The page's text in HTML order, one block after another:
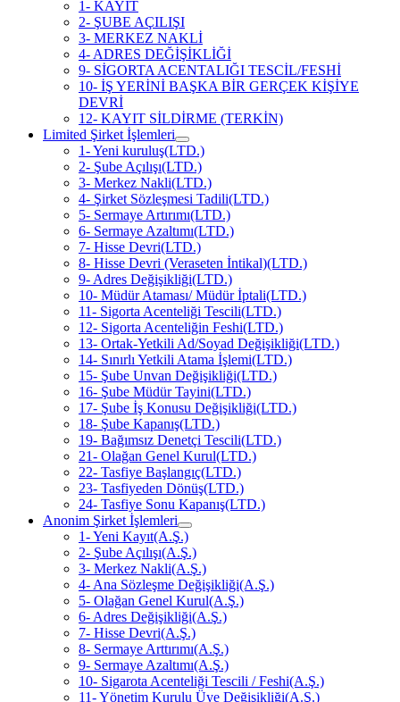
1- KAYIT
2- ŞUBE AÇILIŞI
3- MERKEZ NAKLİ
4- ADRES DEĞİŞİKLİĞİ
9- SİGORTA ACENTALIĞI TESCİL/FESHİ
10- İŞ YERİNİ BAŞKA BİR GERÇEK KİŞİYE
DEVRİ
12- KAYIT SİLDİRME (TERKİN)
Limited Şirket İşlemleri
1- Yeni kuruluş(LTD.)
2- Şube Açılışı(LTD.)
3- Merkez Nakli(LTD.)
4- Şirket Sözleşmesi Tadili(LTD.)
5- Sermaye Artırımı(LTD.)
6- Sermaye Azaltımı(LTD.)
7- Hisse Devri(LTD.)
8- Hisse Devri (Veraseten İntikal)(LTD.)
9- Adres Değişikliği(LTD.)
10- Müdür Ataması/ Müdür İptali(LTD.)
11- Sigorta Acenteliği Tescili(LTD.)
12- Sigorta Acenteliğin Feshi(LTD.)
13- Ortak-Yetkili Ad/Soyad Değişikliği(LTD.)
14- Sınırlı Yetkili Atama İşlemi(LTD.)
15- Şube Unvan Değişikliği(LTD.)
16- Şube Müdür Tayini(LTD.)
17- Şube İş Konusu Değişikliği(LTD.)
18- Şube Kapanış(LTD.)
19- Bağımsız Denetçi Tescili(LTD.)
21- Olağan Genel Kurul(LTD.)
22- Tasfiye Başlangıç(LTD.)
23- Tasfiyeden Dönüş(LTD.)
24- Tasfiye Sonu Kapanış(LTD.)
Anonim Şirket İşlemleri
1- Yeni Kayıt(A.Ş.)
2- Şube Açılışı(A.Ş.)
3- Merkez Nakli(A.Ş.)
4- Ana Sözleşme Değişikliği(A.Ş.)
5- Olağan Genel Kurul(A.Ş.)
6- Adres Değişikliği(A.Ş.)
7- Hisse Devri(A.Ş.)
8- Sermaye Arttırımı(A.Ş.)
9- Sermaye Azaltımı(A.Ş.)
10- Sigarota Acenteliği Tescili / Feshi(A.Ş.)
11- Yönetim Kurulu Üye Değişikliği(A.Ş.)